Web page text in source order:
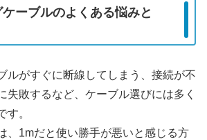
ーブルのよくある悩みと
ルがすぐに断線してしまう、接続が不
失敗するなど、ケーブル選びには多く
す。
、1mだと使い勝手が悪いと感じる方